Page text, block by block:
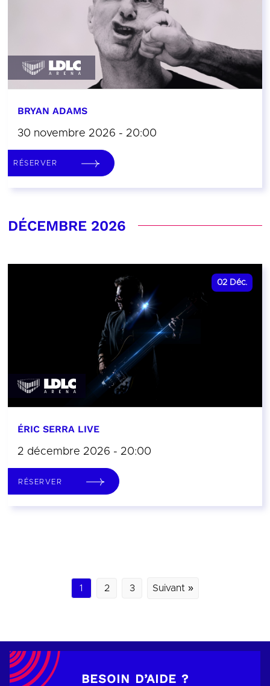
BRYAN ADAMS
30 novembre 2026 - 20:00
RÉSERVER
DÉCEMBRE 2026
02 Déc.
ÉRIC SERRA LIVE
2 décembre 2026 - 20:00
RÉSERVER
1 2 3 Suivant »
BESOIN D’AIDE ?